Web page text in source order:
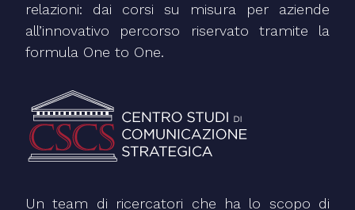
relazioni: dai corsi su misura per aziende
all’innovativo percorso riservato tramite la
formula One to One.
Un team di ricercatori che ha lo scopo di